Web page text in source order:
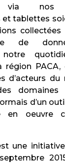
via nos
tablettes
de
notre
région
d’acteurs du
domaines
d’un
en oeuvre
une initiative